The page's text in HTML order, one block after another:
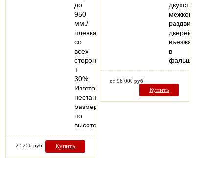
до
950
мм./
пленка
со
всех
сторон
+
30%
Изготовление
нестандартных
размеров
по
высоте…
23 250 руб Купить
двухстворчатых
межкомнатных
раздвижных
дверей,
въезжающих
в
фальшстену..
от 96 000 руб
Купить